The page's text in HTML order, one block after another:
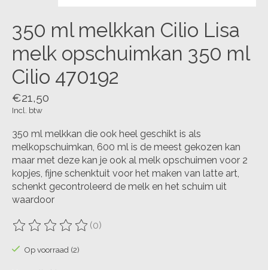
350 ml melkkan Cilio Lisa
melk opschuimkan 350 ml
Cilio 470192
€21,50
Incl. btw
350 ml melkkan die ook heel geschikt is als
melkopschuimkan, 600 ml is de meest gekozen kan
maar met deze kan je ook al melk opschuimen voor 2
kopjes, fijne schenktuit voor het maken van latte art,
schenkt gecontroleerd de melk en het schuim uit
waardoor
De beoordeling van dit product is
(0)
Op voorraad (2)